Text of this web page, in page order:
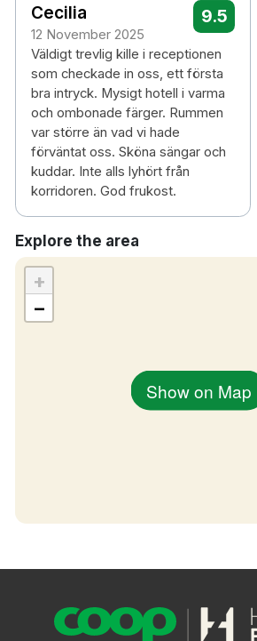
Cecilia
12 November 2025
9.5
Väldigt trevlig kille i receptionen
som checkade in oss, ett första
bra intryck. Mysigt hotell i varma
och ombonade färger. Rummen
var större än vad vi hade
förväntat oss. Sköna sängar och
kuddar. Inte alls lyhört från
korridoren. God frukost.
Explore the area
Show on Map
+
−